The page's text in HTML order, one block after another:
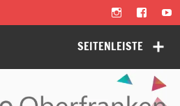
SEITENLEISTE